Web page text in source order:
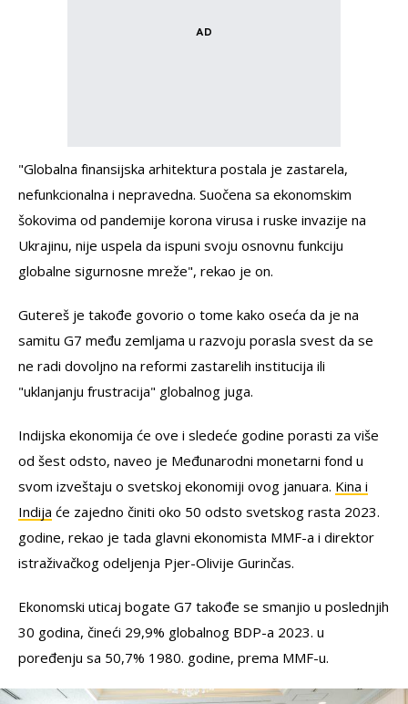
"Globalna finansijska arhitektura postala je zastarela,
nefunkcionalna i nepravedna. Suočena sa ekonomskim
šokovima od pandemije korona virusa i ruske invazije na
Ukrajinu, nije uspela da ispuni svoju osnovnu funkciju
globalne sigurnosne mreže", rekao je on.
Gutereš je takođe govorio o tome kako oseća da je na
samitu G7 među zemljama u razvoju porasla svest da se
ne radi dovoljno na reformi zastarelih institucija ili
"uklanjanju frustracija" globalnog juga.
Indijska ekonomija će ove i sledeće godine porasti za više
od šest odsto, naveo je Međunarodni monetarni fond u
svom izveštaju o svetskoj ekonomiji ovog januara. Kina i
Indija će zajedno činiti oko 50 odsto svetskog rasta 2023.
godine, rekao je tada glavni ekonomista MMF-a i direktor
istraživačkog odeljenja Pjer-Olivije Gurinčas.
Ekonomski uticaj bogate G7 takođe se smanjio u poslednjih
30 godina, čineći 29,9% globalnog BDP-a 2023. u
poređenju sa 50,7% 1980. godine, prema MMF-u.